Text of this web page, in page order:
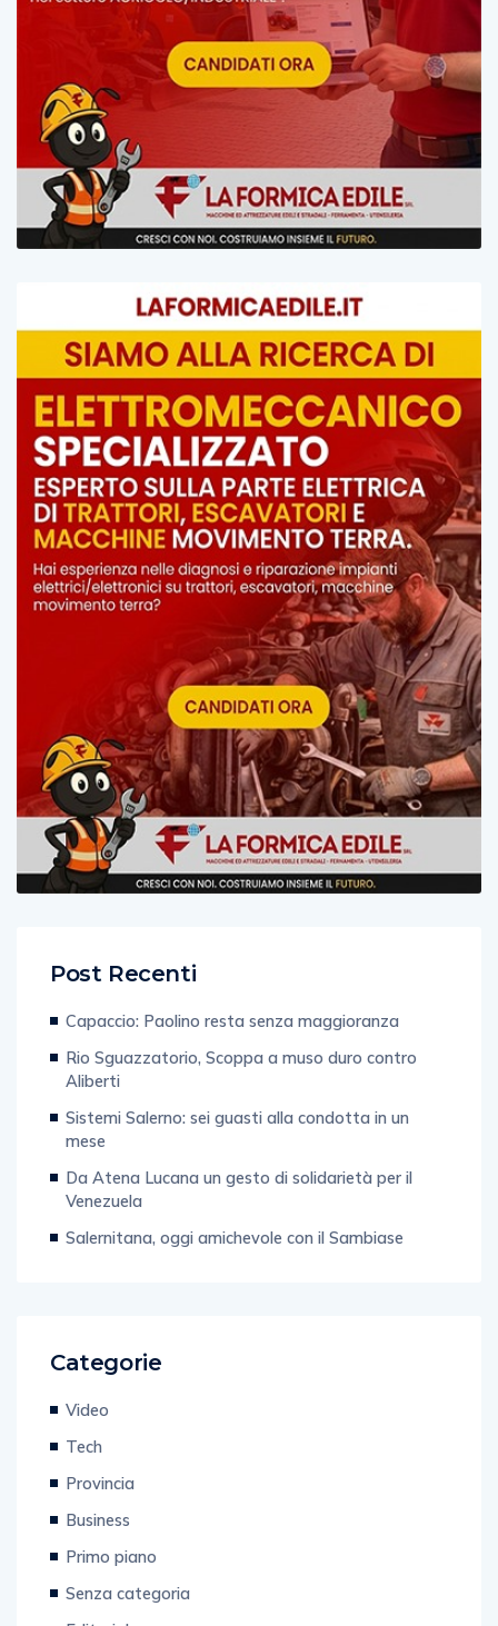
Post Recenti
Capaccio: Paolino resta senza maggioranza
Rio Sguazzatorio, Scoppa a muso duro contro
Aliberti
Sistemi Salerno: sei guasti alla condotta in un
mese
Da Atena Lucana un gesto di solidarietà per il
Venezuela
Salernitana, oggi amichevole con il Sambiase
Categorie
Video
Tech
Provincia
Business
Primo piano
Senza categoria